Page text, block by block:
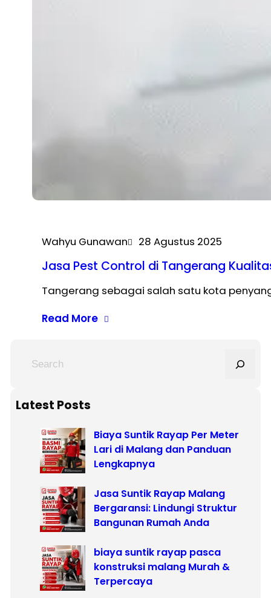
Wahyu Gunawan 28 Agustus 2025
Jasa Pest Control di Tangerang
Tangerang sebagai salah satu kota
Read More
rLatest Posts
Biaya Suntik Rayap Per Meter
Lari di Malang dan Panduan
Lengkapnya
Jasa Suntik Rayap Malang
Bergaransi: Lindungi Struktur
Bangunan Rumah Anda
biaya suntik rayap pasca
konstruksi malang Murah &
Terpercaya